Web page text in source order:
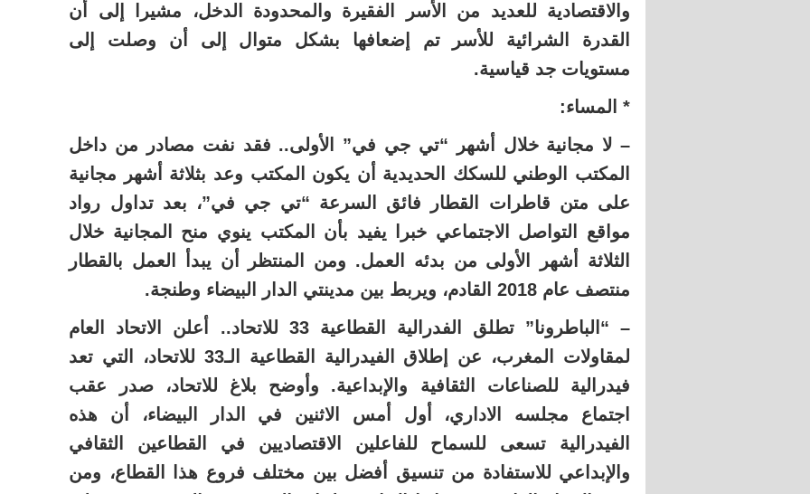
والاقتصادية للعديد من الأسر الفقيرة والمحدودة الدخل، مشيرا إلى أن
القدرة الشرائية للأسر تم إضعافها بشكل متوال إلى أن وصلت إلى
مستويات جد قياسية.
* المساء:
– لا مجانية خلال أشهر “تي جي في” الأولى.. فقد نفت مصادر من داخل
المكتب الوطني للسكك الحديدية أن يكون المكتب وعد بثلاثة أشهر مجانية
على متن قاطرات القطار فائق السرعة “تي جي في”، بعد تداول رواد
مواقع التواصل الاجتماعي خبرا يفيد بأن المكتب ينوي منح المجانية خلال
الثلاثة أشهر الأولى من بدئه العمل. ومن المنتظر أن يبدأ العمل بالقطار
منتصف عام 2018 القادم، ويربط بين مدينتي الدار البيضاء وطنجة.
– “الباطرونا” تطلق الفدرالية القطاعية 33 للاتحاد.. أعلن الاتحاد العام
لمقاولات المغرب، عن إطلاق الفيدرالية القطاعية الـ33 للاتحاد، التي تعد
فيدرالية للصناعات الثقافية والإبداعية. وأوضح بلاغ للاتحاد، صدر عقب
اجتماع مجلسه الاداري، أول أمس الاثنين في الدار البيضاء، أن هذه
الفيدرالية تسعى للسماح للفاعلين الاقتصاديين في القطاعين الثقافي
والإبداعي للاستفادة من تنسيق أفضل بين مختلف فروع هذا القطاع، ومن